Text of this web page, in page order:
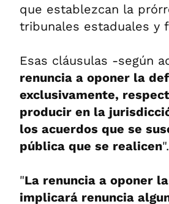
que establezcan la
tribunales estaduales y
Esas cláusulas -según
renuncia a oponer la
exclusivamente,
producir en la
los acuerdos que se
pública que se realicen".
"La renuncia a oponer
implicará renuncia